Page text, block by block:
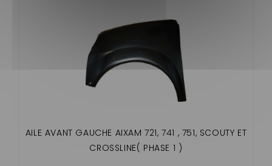
AILE AVANT GAUCHE AIXAM 721, 741 , 751, SCOUTY ET
CROSSLINE( PHASE 1 )